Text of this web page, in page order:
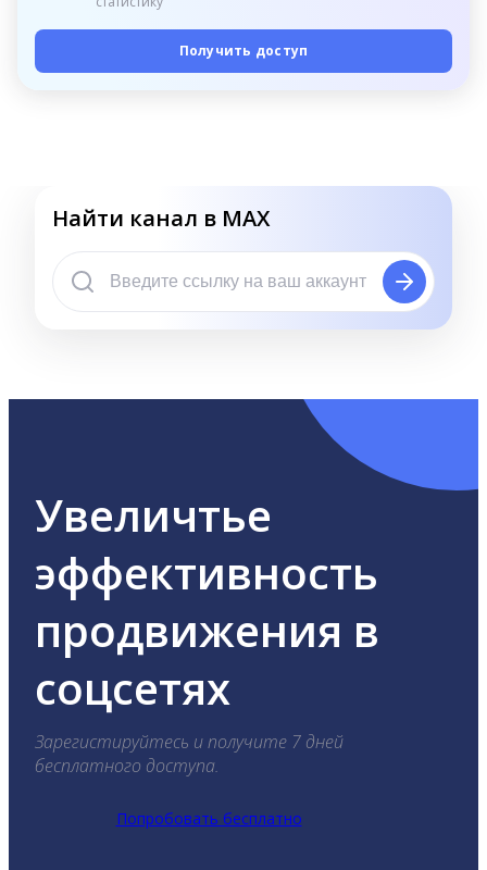
Получить доступ
Найти канал в MAX
Увеличтье
эффективность
продвижения в
соцсетях
Зарегистируйтесь и получите 7 дней
бесплатного доступа.
Попробовать бесплатно